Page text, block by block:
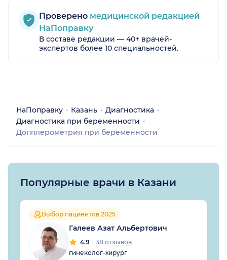
Проверено медицинской редакцией
НаПоправку
В составе редакции — 40+ врачей-
экспертов более 10 специальностей.
НаПоправку Казань
Диагностика
Диагностика при беременности
Допплерометрия при беременности
Популярные врачи в Казани
Выбор пациентов 2025
Галеев Азат Альбертович
4.9
38 отзывов
гинеколог-хирург